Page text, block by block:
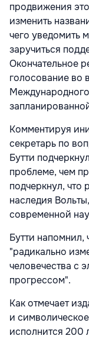
продвижения
изменить
чего уведомить
заручиться
Окончательное
голосование во
Комментируя
секретарь по
Бутти
проблеме, чем
подчеркнул, что
наследия
современной
Бутти напомнил,
"радикально
человечества с
прогрессом".
Как отмечает
и
исполнится 200